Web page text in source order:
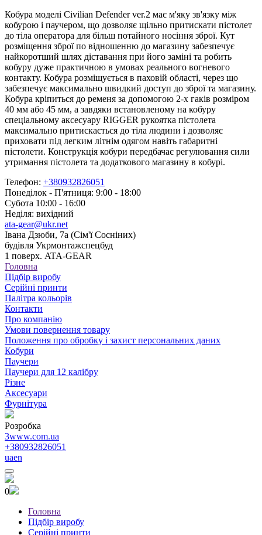
Кобура моделі Civilian Defender ver.2 має м'яку зв'язку між
кобурою і паучером, що дозволяє щільно притискати пістолет
до тіла оператора для більш потайного носіння зброї. Кут
розміщення зброї по відношенню до магазину забезпечує
найкоротший шлях діставання при його заміні та робить
кобуру дуже практичною в умовах реального вогневого
контакту. Кобура розміщується в паховій області, через що
забезпечує максимально швидкий доступ до зброї та магазину.
Кобура кріпиться до ременя за допомогою 2-х гаків розміром
40 мм або 45 мм, а завдяки встановленому на кобуру
спеціальному аксесуару RIGGER рукоятка пістолета
максимально притискається до тіла людини і дозволяє
приховати під легким літнім одягом навіть габаритні
пістолети. Конструкція кобури передбачає регулювання сили
утримання пістолета та додаткового магазину в кобурі.
Телефон: +380932826051
Понеділок - П'ятниця: 9:00 - 18:00
Субота 10:00 - 16:00
Неділя: вихідний
ata-gear@ukr.net
Івана Дзюби, 7а (Сім'ї Сосніних)
будівля Укрмонтажспецбуд
1 поверх. ATA-GEAR
Головна
Підбір виробу
Серійні принти
Палітра кольорів
Контакти
Про компанію
Умови повернення товару
Положення про обробку і захист персональних даних
Кобури
Паучери
Паучери для 12 калібру
Різне
Аксесуари
Фурнітура
Розробка
3www.com.ua
+380932826051
uaen
0
Головна
Підбір виробу
Серійні принти